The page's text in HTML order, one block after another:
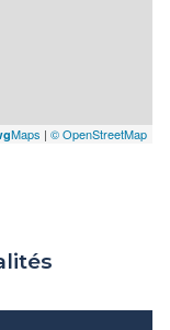
Maps | © OpenStreetMap